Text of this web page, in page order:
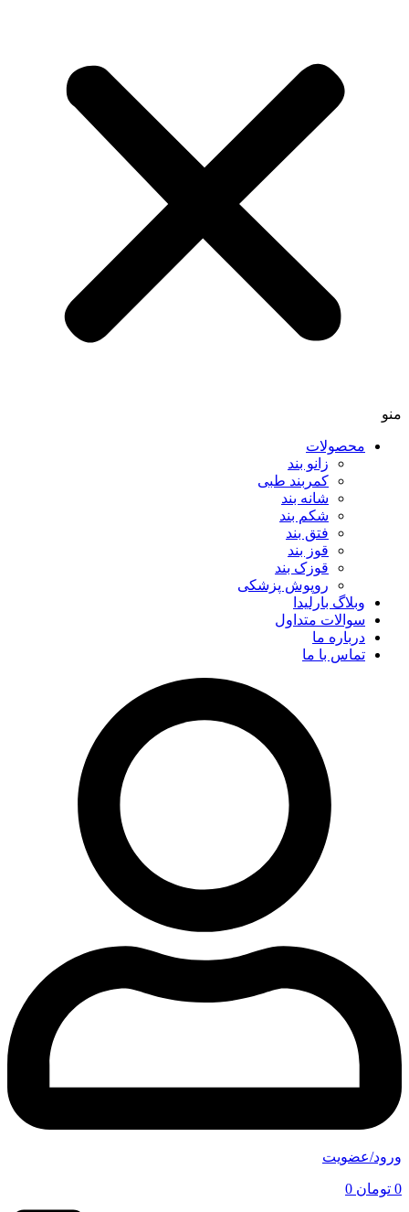
منو
محصولات
زانو بند
کمربند طبی
شانه بند
شکم بند
فتق بند
قوز بند
قوزک بند
روپوش پزشکی
وبلاگ بارلیدا
سوالات متداول
درباره ما
تماس با ما
ورود/عضویت
0 تومان 0